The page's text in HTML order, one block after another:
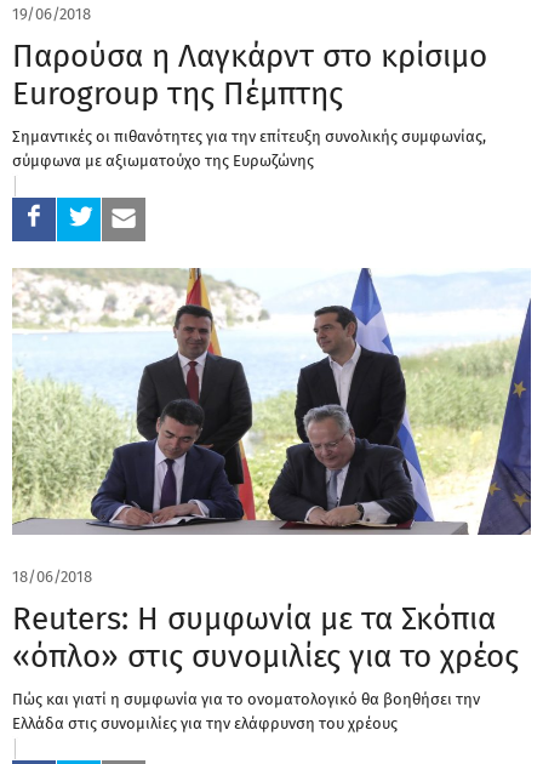
19/06/2018
Παρούσα η Λαγκάρντ στο κρίσιμο
Eurogroup της Πέμπτης
Σημαντικές οι πιθανότητες για την επίτευξη συνολικής συμφωνίας,
σύμφωνα με αξιωματούχο της Ευρωζώνης
18/06/2018
Reuters: Η συμφωνία με τα Σκόπια
«όπλο» στις συνομιλίες για το χρέος
Πώς και γιατί η συμφωνία για το ονοματολογικό θα βοηθήσει την
Ελλάδα στις συνομιλίες για την ελάφρυνση του χρέους